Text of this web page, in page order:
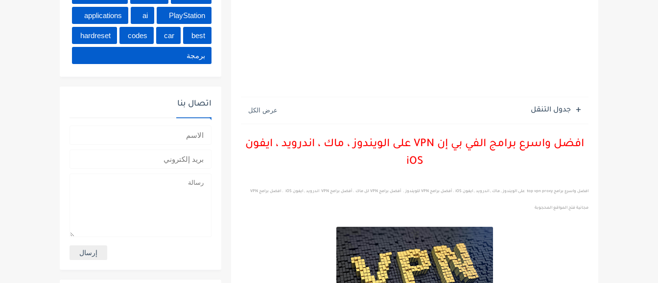
جدول التنقل
افضل واسرع برامج الفي بي إن VPN على الويندوز ، ماك ، اندرويد ، ايفون
iOS
افضل واسرع برامج top vpn proxy على الويندوز , ماك , اندرويد , ايفون iOS . أفضل برامج VPN للويندوز . أفضل برامج VPN لل ماك . أفضل برامج VPN اندرويد , ايفون iOS . افضل برامج VPN
مجانية فتح المواقع المحجوبة
PlayStation
ai
applications
best
car
codes
hardreset
برمجة
اتصال بنا